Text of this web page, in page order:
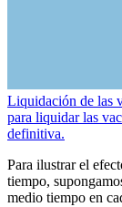
Liquidación de las
para liquidar las
definitiva.
Para ilustrar el
tiempo,
medio tiempo en